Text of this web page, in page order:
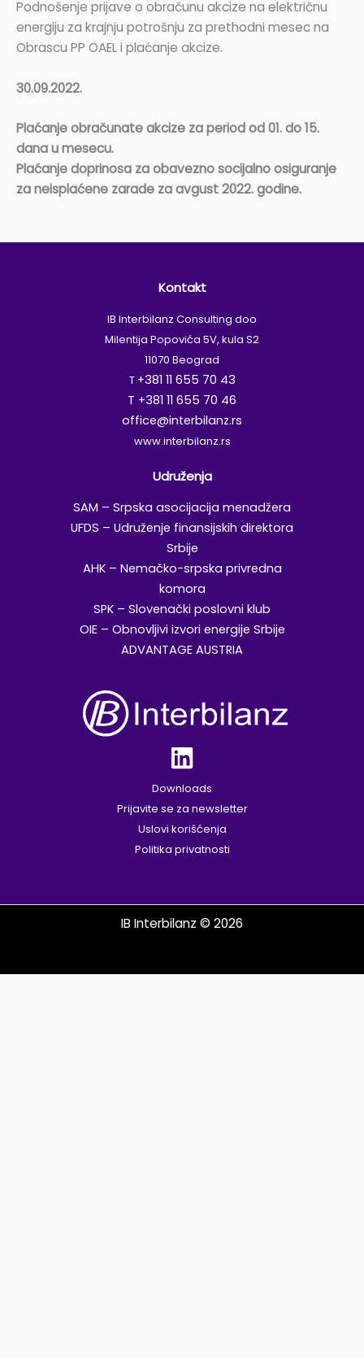
Podnošenje prijave o obračunu akcize na električnu
energiju za krajnju potrošnju za prethodni mesec na
Obrascu PP OAEL i plaćanje akcize.
30.09.2022.
Plaćanje obračunate akcize za period od 01. do 15.
dana u mesecu.
Plaćanje doprinosa za obavezno socijalno osiguranje
za neisplaćene zarade za avgust 2022. godine.
Kontakt
IB Interbilanz Consulting doo
Milentija Popovića 5V, kula S2
11070 Beograd
T +381 11 655 70 43
T +381 11 655 70 46
office@interbilanz.rs
www.interbilanz.rs
Udruženja
SAM – Srpska asocijacija menadžera
UFDS – Udruženje finansijskih direktora
Srbije
AHK – Nemačko-srpska privredna
komora
SPK – Slovenački poslovni klub
OIE – Obnovljivi izvori energije Srbije
ADVANTAGE AUSTRIA
Downloads
Prijavite se za newsletter
Uslovi korišćenja
Politika privatnosti
IB Interbilanz © 2026